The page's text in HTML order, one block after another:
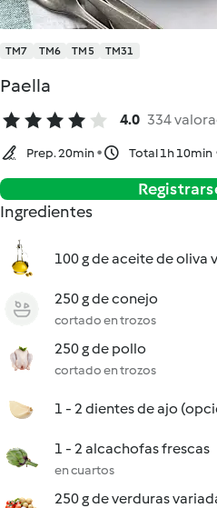
TM7 TM6 TM5 TM31
Paella
4.0 334
Prep. 20min Total 1h 10min
Ingredientes
100 g de aceite de oliva
250 g de conejo
cortado en trozos
250 g de pollo
cortado en trozos
1 - 2 dientes de ajo
1 - 2 alcachofas frescas
en cuartos
250 g de verduras